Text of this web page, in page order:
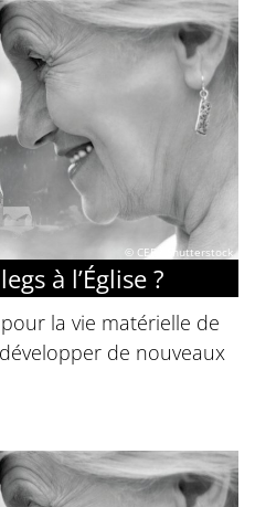
© CEF / Shutterstock
à l’Église ?
la vie matérielle de
de nouveaux